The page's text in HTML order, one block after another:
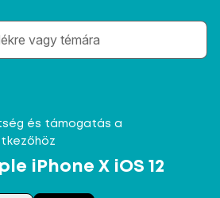
a keresési
és támogatás a
iPhone X iOS 12